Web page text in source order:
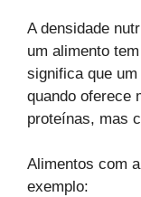
A densidade
um alimento
significa que
quando oferece
proteínas, mas
Alimentos com
exemplo: